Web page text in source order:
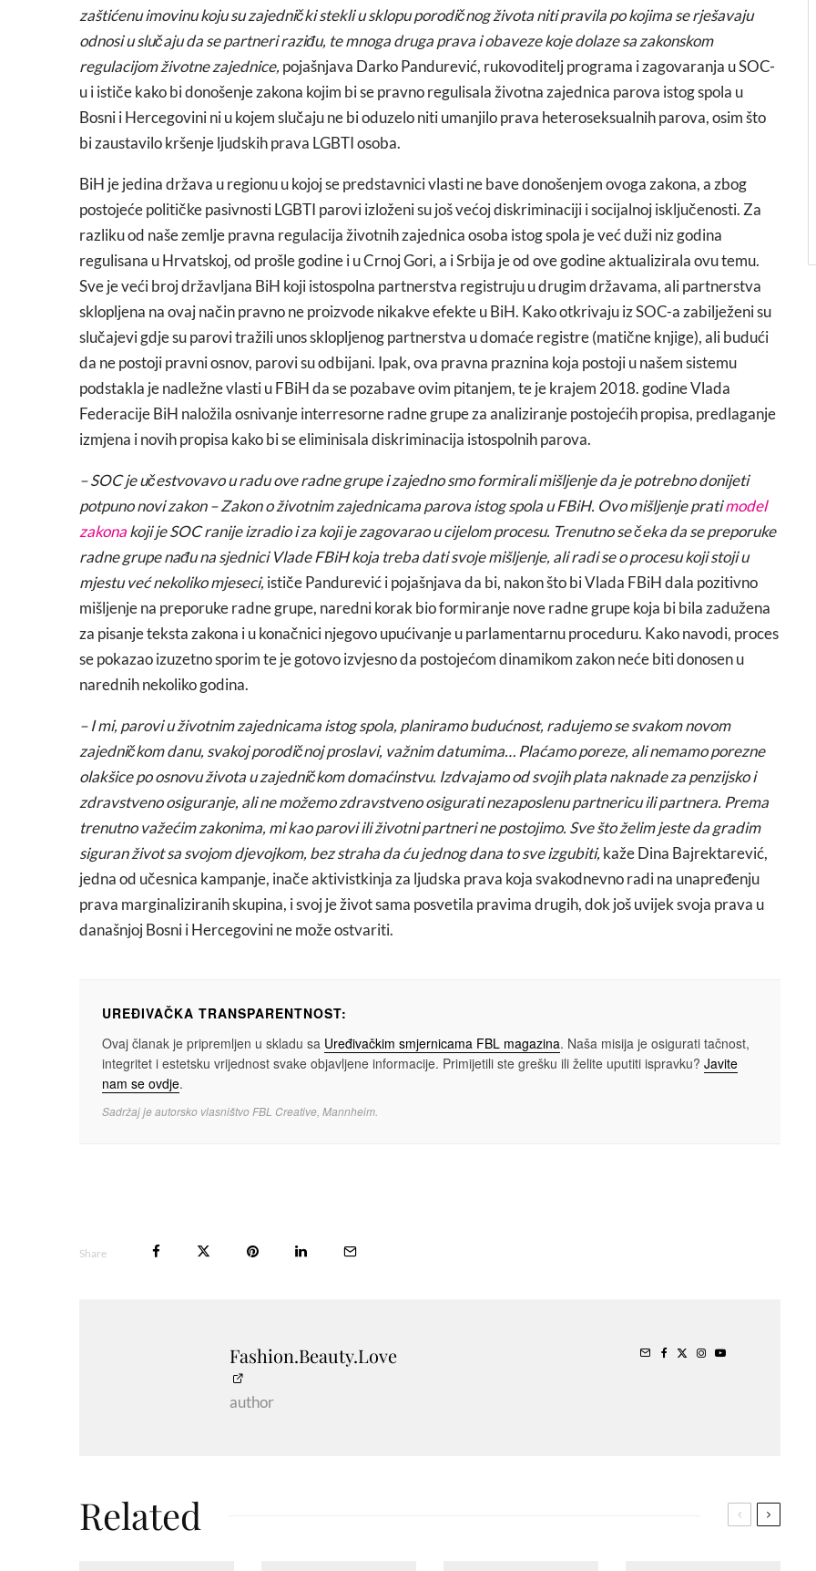
zaštićenu imovinu koju su zajednički stekli u sklopu porodičnog života niti pravila po kojima se rješavaju
odnosi u slučaju da se partneri raziđu, te mnoga druga prava i obaveze koje dolaze sa zakonskom
regulacijom životne zajednice, pojašnjava Darko Pandurević, rukovoditelj programa i zagovaranja u SOC-
u i ističe kako bi donošenje zakona kojim bi se pravno regulisala životna zajednica parova istog spola u
Bosni i Hercegovini ni u kojem slučaju ne bi oduzelo niti umanjilo prava heteroseksualnih parova, osim što
bi zaustavilo kršenje ljudskih prava LGBTI osoba.
BiH je jedina država u regionu u kojoj se predstavnici vlasti ne bave donošenjem ovoga zakona, a zbog
postojeće političke pasivnosti LGBTI parovi izloženi su još većoj diskriminaciji i socijalnoj isključenosti. Za
razliku od naše zemlje pravna regulacija životnih zajednica osoba istog spola je već duži niz godina
regulisana u Hrvatskoj, od prošle godine i u Crnoj Gori, a i Srbija je od ove godine aktualizirala ovu temu.
Sve je veći broj državljana BiH koji istospolna partnerstva registruju u drugim državama, ali partnerstva
sklopljena na ovaj način pravno ne proizvode nikakve efekte u BiH. Kako otkrivaju iz SOC-a zabilježeni su
slučajevi gdje su parovi tražili unos sklopljenog partnerstva u domaće registre (matične knjige), ali budući
da ne postoji pravni osnov, parovi su odbijani. Ipak, ova pravna praznina koja postoji u našem sistemu
podstakla je nadležne vlasti u FBiH da se pozabave ovim pitanjem, te je krajem 2018. godine Vlada
Federacije BiH naložila osnivanje interresorne radne grupe za analiziranje postojećih propisa, predlaganje
izmjena i novih propisa kako bi se eliminisala diskriminacija istospolnih parova.
– SOC je učestvovavo u radu ove radne grupe i zajedno smo formirali mišljenje da je potrebno donijeti
potpuno novi zakon – Zakon o životnim zajednicama parova istog spola u FBiH. Ovo mišljenje pratimodel
zakonakoji je SOC ranije izradio i za koji je zagovarao u cijelom procesu. Trenutno se čeka da se preporuke
radne grupe nađu na sjednici Vlade FBiH koja treba dati svoje mišljenje, ali radi se o procesu koji stoji u
mjestu već nekoliko mjeseci, ističe Pandurević i pojašnjava da bi, nakon što bi Vlada FBiH dala pozitivno
mišljenje na preporuke radne grupe, naredni korak bio formiranje nove radne grupe koja bi bila zadužena
za pisanje teksta zakona i u konačnici njegovo upućivanje u parlamentarnu proceduru. Kako navodi, proces
se pokazao izuzetno sporim te je gotovo izvjesno da postojećom dinamikom zakon neće biti donosen u
narednih nekoliko godina.
– I mi, parovi u životnim zajednicama istog spola, planiramo budućnost, radujemo se svakom novom
zajedničkom danu, svakoj porodičnoj proslavi, važnim datumima… Plaćamo poreze, ali nemamo porezne
olakšice po osnovu života u zajedničkom domaćinstvu. Izdvajamo od svojih plata naknade za penzijsko i
zdravstveno osiguranje, ali ne možemo zdravstveno osigurati nezaposlenu partnericu ili partnera. Prema
trenutno važećim zakonima, mi kao parovi ili životni partneri ne postojimo. Sve što želim jeste da gradim
siguran život sa svojom djevojkom, bez straha da ću jednog dana to sve izgubiti, kaže Dina Bajrektarević,
jedna od učesnica kampanje, inače aktivistkinja za ljudska prava koja svakodnevno radi na unapređenju
prava marginaliziranih skupina, i svoj je život sama posvetila pravima drugih, dok još uvijek svoja prava u
današnjoj Bosni i Hercegovini ne može ostvariti.
UREĐIVAČKA TRANSPARENTNOST:
Ovaj članak je pripremljen u skladu sa Uređivačkim smjernicama FBL magazina. Naša misija je osigurati tačnost,
integritet i estetsku vrijednost svake objavljene informacije. Primijetili ste grešku ili želite uputiti ispravku? Javite
nam se ovdje.
Sadržaj je autorsko vlasništvo FBL Creative, Mannheim.
Share
Fashion.Beauty.Love
author
Related